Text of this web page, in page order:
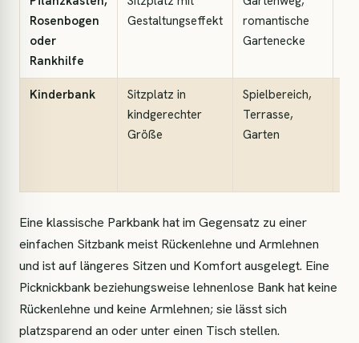
Rosenbogen
oder
Rankhilfe
Gestaltungseffekt
romantische
Gartenecke
Kinderbank
Sitzplatz in
kindgerechter
Größe
Spielbereich,
Terrasse,
Garten
Eine klassische Parkbank hat im Gegensatz zu einer
einfachen Sitzbank meist Rückenlehne und Armlehnen
und ist auf längeres Sitzen und Komfort ausgelegt. Eine
Picknickbank beziehungsweise lehnenlose Bank hat keine
Rückenlehne und keine Armlehnen; sie lässt sich
platzsparend an oder unter einen Tisch stellen.